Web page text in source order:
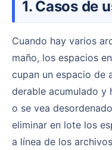
1. Casos de
Cuando hay varios archivos de texto TXT de gran ta
maño, los espacios
cupan un espacio de
derable acumulado y
o se vea
eliminar en lote los
a línea de los